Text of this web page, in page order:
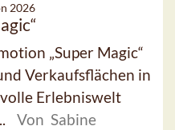
2026
„Super Magic“
Verkaufsflächen in
Erlebniswelt
Von Sabine